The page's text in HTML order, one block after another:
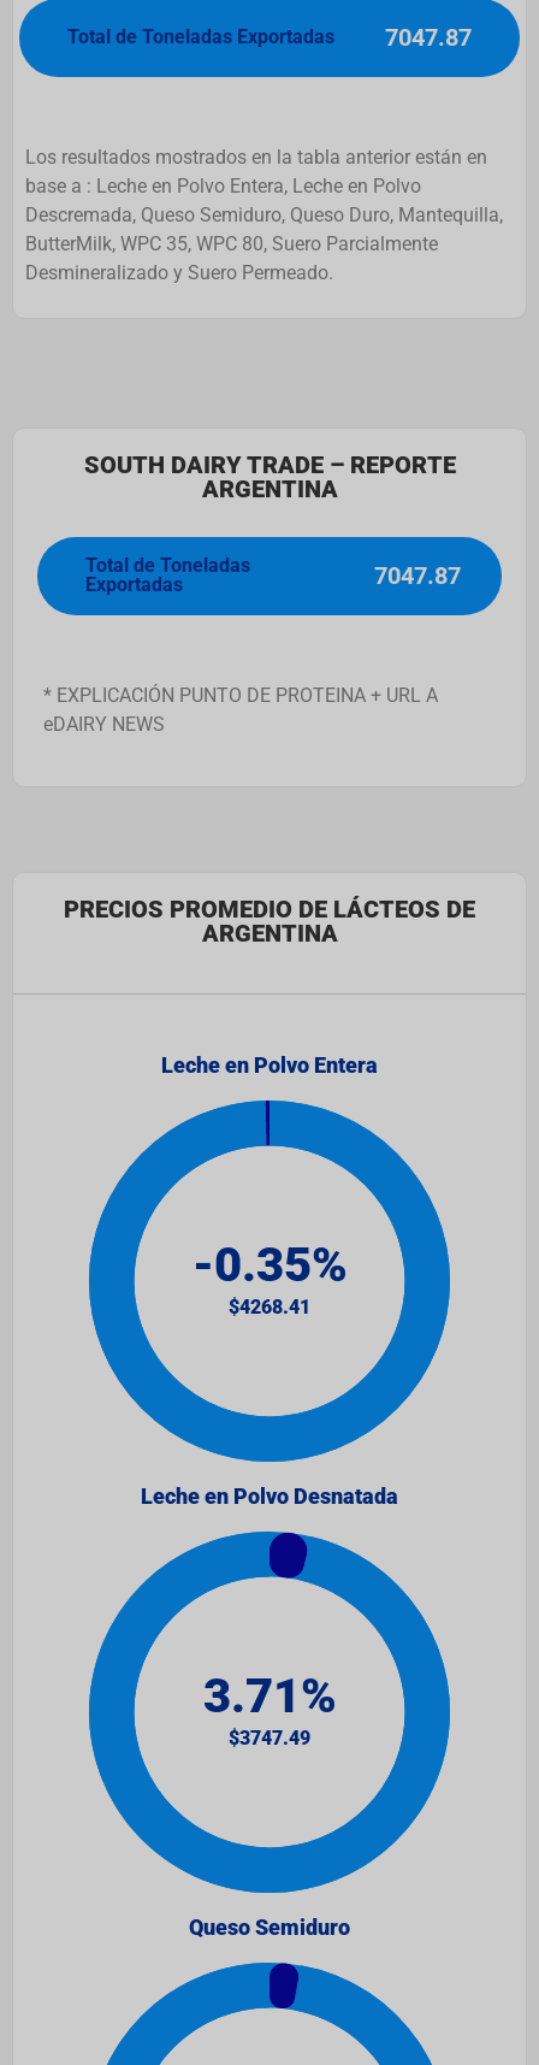
Total de Toneladas Exportadas 7047.87
Los resultados mostrados en la tabla anterior están en
base a : Leche en Polvo Entera, Leche en Polvo
Descremada, Queso Semiduro, Queso Duro, Mantequilla,
ButterMilk, WPC 35, WPC 80, Suero Parcialmente
Desmineralizado y Suero Permeado.
SOUTH DAIRY TRADE – REPORTE
ARGENTINA
Total de Toneladas
Exportadas
7047.87
* EXPLICACIÓN PUNTO DE PROTEINA + URL A
eDAIRY NEWS
PRECIOS PROMEDIO DE LÁCTEOS DE
ARGENTINA
Leche en Polvo Entera
Leche en Polvo Desnatada
Queso Semiduro